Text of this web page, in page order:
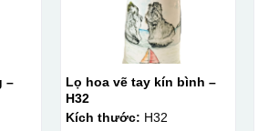
–
Lọ hoa vẽ tay kín bình –
H32
Kích thước: H32